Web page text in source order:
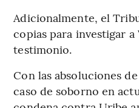
Adicionalmente, el
copias para investigar a
testimonio.
Con las absoluciones
caso de soborno en